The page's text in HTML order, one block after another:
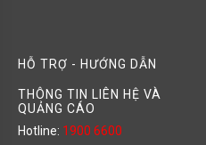
HỖ TRỢ - HƯỚNG DẪN
THÔNG TIN LIÊN HỆ VÀ
QUẢNG CÁO
Hotline: 1900 6600